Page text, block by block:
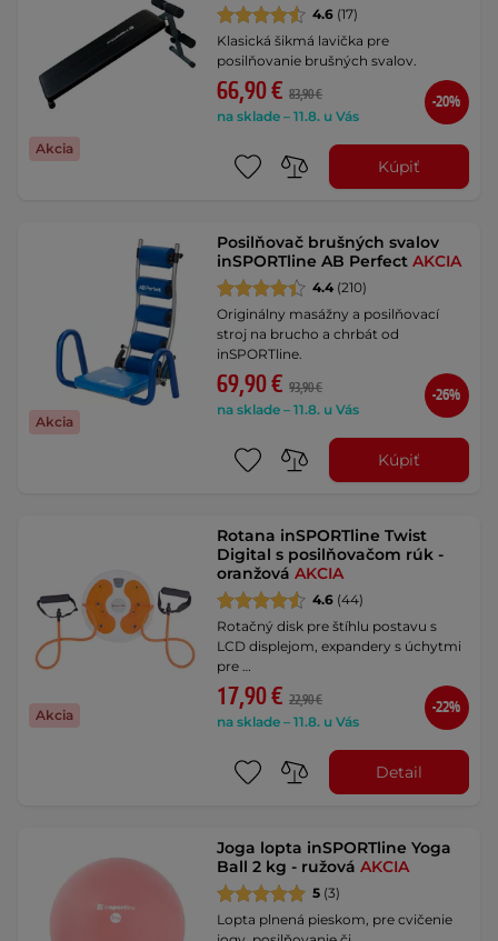
Akcia
4.6 (17)
Klasická šikmá lavička pre
posilňovanie brušných svalov.
66,90 € 83,90 €
na sklade – 11.8. u Vás
-20%
Kúpiť
Akcia
Posilňovač brušných svalov
inSPORTline AB PerfectAKCIA
4.4 (210)
Originálny masážny a posilňovací
stroj na brucho a chrbát od
inSPORTline.
69,90 € 93,90 €
na sklade – 11.8. u Vás
-26%
Kúpiť
Akcia
Rotana inSPORTline Twist
Digital s posilňovačom rúk -
oranžováAKCIA
4.6 (44)
Rotačný disk pre štíhlu postavu s
LCD displejom, expandery s úchytmi
pre …
17,90 € 22,90 €
na sklade – 11.8. u Vás
-22%
Detail
Joga lopta inSPORTline Yoga
Ball 2 kg - ružováAKCIA
5 (3)
Lopta plnená pieskom, pre cvičenie